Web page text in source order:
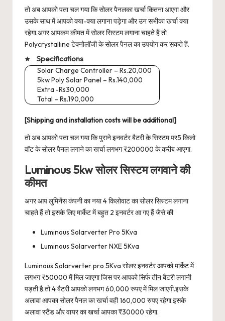
तो अब आपको पता चल गया कि सोलर पैनलका खर्चा कितना आएगा और
उसके साथ में आपको क्या-क्या लगाना पड़ेगा और उन सभीका खर्चा क्या
रहेगा.अगर आपकम कीमत में सोलर सिस्टम लगाना चाहते हैं तो
Polycrystalline टेक्नोलॉजी के सोलर पैनल का उपयोग कर सकते हैं.
Specifications
Solar Charge Controller – Rs.20,000
5kw Poly Solar Panel – Rs.140,000
Extra -Rs30,000
Total – Rs.190,000
[Shipping and installation costs will be additional]
तो अब आपको पता चल गया कि पुराने इनवर्टर बैटरी के सिस्टम पर5 किलो
वॉट के सोलर पैनल लगाने का खर्चा लगभग ₹200000 के करीब आएगा.
Luminous 5kw सोलर सिस्टम लगवाने की
कीमत
अगर आप लुमिनेंस कंपनी का नया 4 किलोवाट का सोलर सिस्टम लगाना
चाहते हैं तो इसके लिए मार्केट में बहुत 2 इनवर्टर आ गए हैं जैसे की
Luminous Solarverter Pro 5Kva
Luminous Solarverter NXE 5Kva
Luminous Solarverter pro 5Kva सोलर इनवर्टर आपको मार्केट में
लगभग ₹50000 में मिल जाएगा जिस पर आपको सिर्फ तीन बैटरी लगानी
पड़ती है.तो 4 बैटरी आपको लगभग 60,000 रुपए में मिल जाएगी.इसके
अलावा आपका सोलर पैनल का खर्चा वही 160,000 रुपए रहेगा.इसके
अलावा स्टैंड और वायर का खर्चा आपका ₹30000 रहेगा.